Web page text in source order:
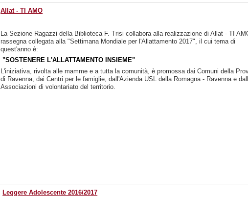
Allat - TI AMO
La Sezione Ragazzi della Biblioteca F. Trisi collabora alla realizzazione di Allat - TI
rassegna collegata alla "Settimana Mondiale per l'Allattamento 2017", il cui tema di
quest'anno è:
"SOSTENERE L'ALLATTAMENTO INSIEME"
L'iniziativa, rivolta alle mamme e a tutta la comunità, è promossa dai Comuni della
di Ravenna, dai Centri per le famiglie, dall'Azienda USL della Romagna - Ravenna e
Associazioni di volontariato del territorio.
Leggere Adolescente 2016/2017